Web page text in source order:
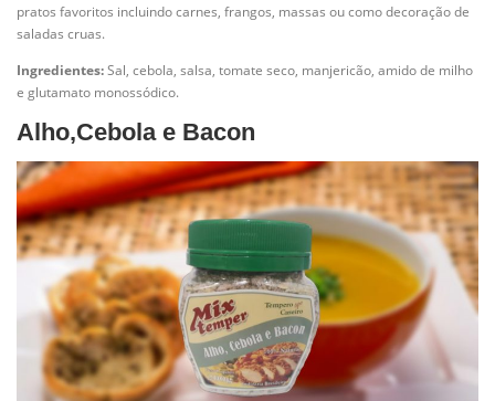
pratos favoritos incluindo carnes, frangos, massas ou como decoração de
saladas cruas.
Ingredientes:Sal, cebola, salsa, tomate seco, manjericão, amido de milho
e glutamato monossódico.
Alho,Cebola e Bacon